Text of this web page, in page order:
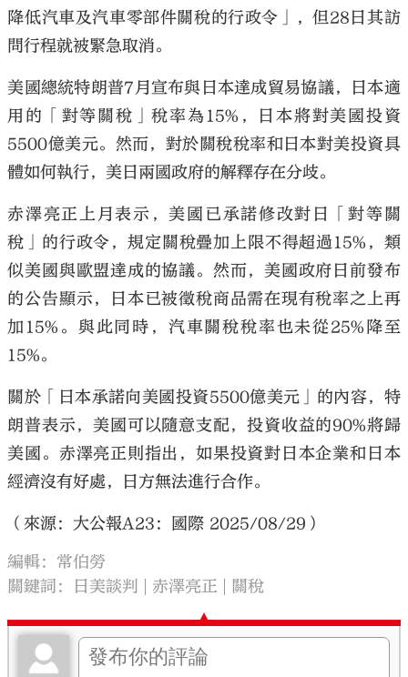
降低汽車及汽車零部件關稅的行政令」，但28日其訪
問行程就被緊急取消。
美國總統特朗普7月宣布與日本達成貿易協議，日本適
用的「對等關稅」稅率為15%，日本將對美國投資
5500億美元。然而，對於關稅稅率和日本對美投資具
體如何執行，美日兩國政府的解釋存在分歧。
赤澤亮正上月表示，美國已承諾修改對日「對等關
稅」的行政令，規定關稅疊加上限不得超過15%，類
似美國與歐盟達成的協議。然而，美國政府日前發布
的公告顯示，日本已被徵稅商品需在現有稅率之上再
加15%。與此同時，汽車關稅稅率也未從25%降至
15%。
關於「日本承諾向美國投資5500億美元」的內容，特
朗普表示，美國可以隨意支配，投資收益的90%將歸
美國。赤澤亮正則指出，如果投資對日本企業和日本
經濟沒有好處，日方無法進行合作。
（來源：大公報A23：國際 2025/08/29）
編輯：常伯勞
關鍵詞：
日美談判 赤澤亮正 關稅